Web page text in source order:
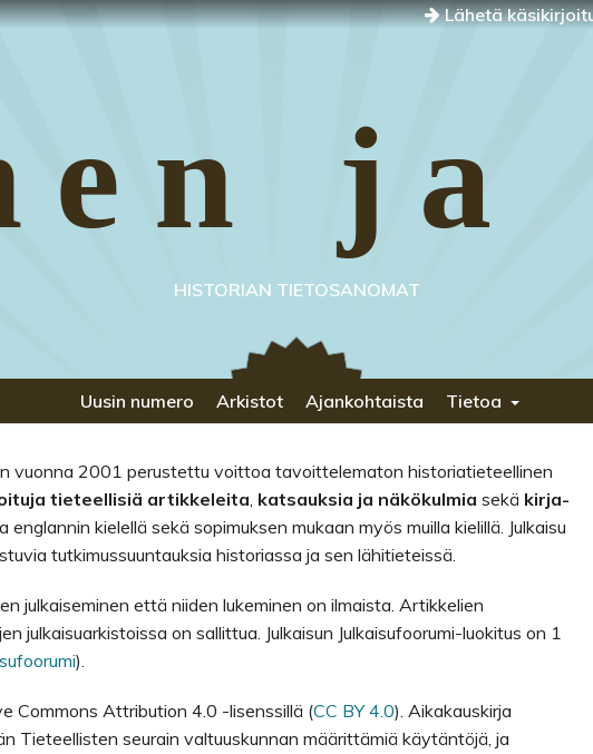
Lähetä
ja
HISTORIAN TIETOSANOMAT
Uusin numero Arkistot Ajankohtaista Tietoa
vuonna 2001 perustettu voittoa tavoittelematon historiatieteellinen
tieteellisiä artikkeleita, katsauksia ja näkökulmia sekä kirja-
englannin kielellä sekä sopimuksen mukaan myös muilla kielillä. Julkaisu
tutkimussuuntauksia historiassa ja sen lähitieteissä.
julkaiseminen että niiden lukeminen on ilmaista. Artikkelien
julkaisuarkistoissa on sallittua. Julkaisun Julkaisufoorumi-luokitus on 1
).
Commons Attribution 4.0 -lisenssillä (CC BY 4.0). Aikakauskirja
Tieteellisten seurain valtuuskunnan määrittämiä käytäntöjä, ja